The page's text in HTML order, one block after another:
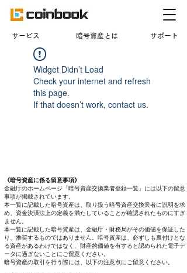
​サービス 暗号資産とは サポート
Widget Didn’t Load
Check your internet and refresh
this page.
If that doesn’t work, contact us.
《暗号資産に係る留意事項》
金融庁のホームページ「暗号資産交換業者登録一覧」には以下の留意
事項が掲載されています。
本一覧に記載した暗号資産は、取り扱う暗号資産交換業者に説明を求
め、資金決済法上の定義を満たしていることが確認されたものにすぎ
ません。
本一覧に記載した暗号資産は、金融庁・財務局がその価値を保証した
り、推奨するものではありません。暗号資産は、必ずしも裏付けとな
る資産があるわけではなく、財産的価値を有すると認められた電子デ
ータに過ぎないことにご留意ください。
暗号資産の取引を行う際には、以下の注意点にご留意ください。